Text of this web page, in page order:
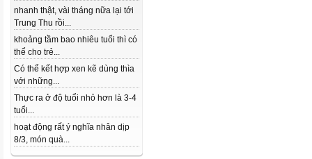
nhanh thật, vài tháng nữa lại tới
Trung Thu rồi...
khoảng tầm bao nhiêu tuổi thì có
thể cho trẻ...
Có thể kết hợp xen kẽ dùng thìa
với những...
Thực ra ở độ tuổi nhỏ hơn là 3-4
tuổi...
hoạt động rất ý nghĩa nhân dịp
8/3, món quà...